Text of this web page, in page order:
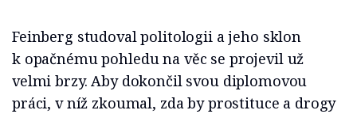
Feinberg studoval politologii a jeho sklon
k opačnému pohledu na věc se projevil už
velmi brzy. Aby dokončil svou diplomovou
práci, v níž zkoumal, zda by prostituce a drogy